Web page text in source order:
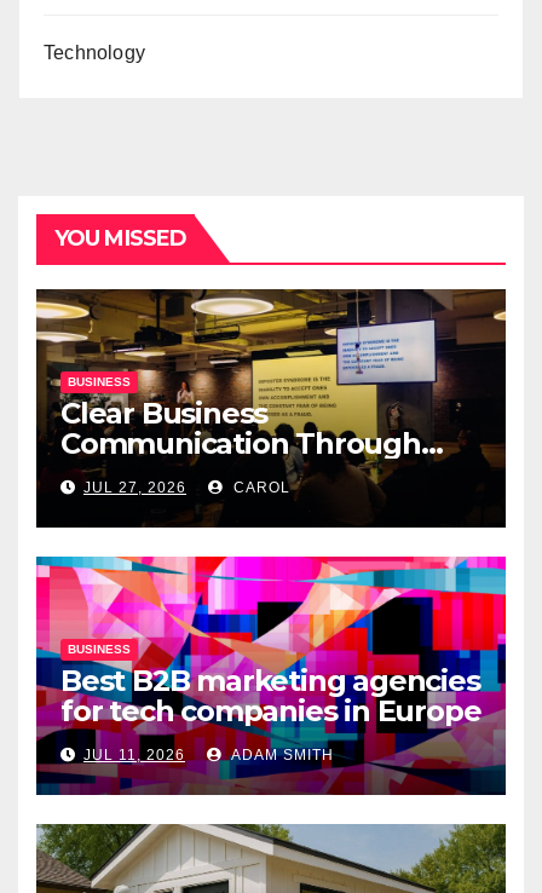
Technology
YOU MISSED
BUSINESS
Clear Business
Communication Through
Professional Presentation
Materials
JUL 27, 2026 CAROL
BUSINESS
Best B2B marketing agencies
for tech companies in Europe
JUL 11, 2026 ADAM SMITH